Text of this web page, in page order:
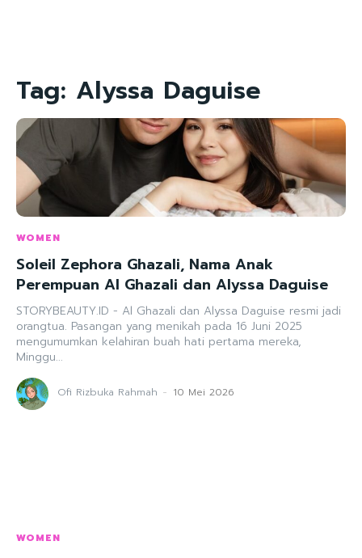
Tag: Alyssa Daguise
WOMEN
Soleil Zephora Ghazali, Nama Anak
Perempuan Al Ghazali dan Alyssa Daguise
STORYBEAUTY.ID - Al Ghazali dan Alyssa Daguise resmi jadi
orangtua. Pasangan yang menikah pada 16 Juni 2025
mengumumkan kelahiran buah hati pertama mereka,
Minggu...
Ofi Rizbuka Rahmah - 10 Mei 2026
WOMEN